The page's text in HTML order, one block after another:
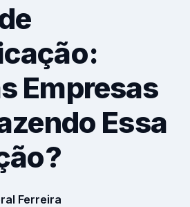
B2B
Empresas
Essa
Ferreira